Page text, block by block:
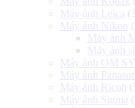
Máy ảnh Leica
Máy ảnh Nikon
Máy ảnh
Máy ảnh
Máy ảnh OM
Máy ảnh
Máy ảnh Ricoh
Máy ảnh Sigma